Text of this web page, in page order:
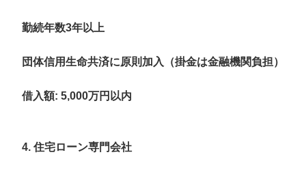
勤続年数3年以上
団体信用生命共済に原則加入（掛金は金融機関負担）
借入額: 5,000万円以内
4. 住宅ローン専門会社